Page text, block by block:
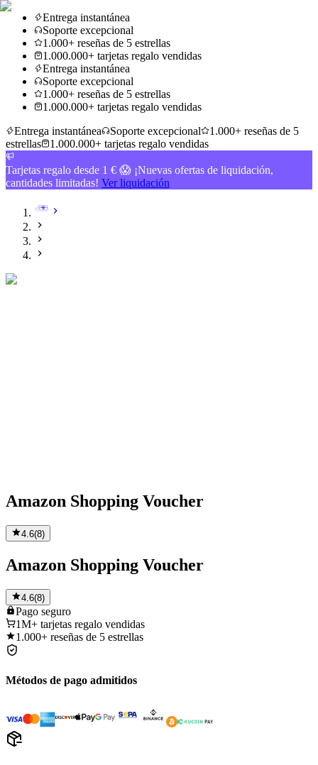
Entrega instantánea
Soporte excepcional
1.000+ reseñas de 5 estrellas
1.000.000+ tarjetas regalo vendidas
Entrega instantánea
Soporte excepcional
1.000+ reseñas de 5 estrellas
1.000.000+ tarjetas regalo vendidas
Entrega instantánea
Soporte excepcional
1.000+ reseñas de 5
estrellas
1.000.000+ tarjetas regalo vendidas
Tarjetas regalo desde 1 € 😱 ¡Nuevas ofertas de liquidación,
cantidades limitadas! Ver liquidación
Amazon Shopping Voucher
4.6(8)
Amazon Shopping Voucher
4.6(8)
Pago seguro
1M+ tarjetas regalo vendidas
1.000+ reseñas de 5 estrellas
Métodos de pago admitidos